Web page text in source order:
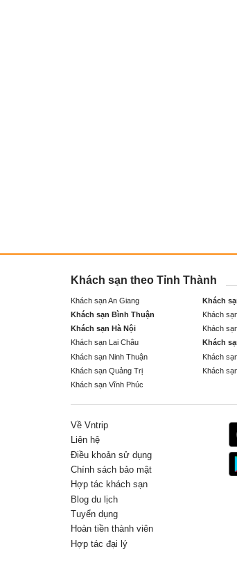
Khách sạn theo Tỉnh Thành
Khách sạn An Giang Khách
Khách sạn Bình Thuận
Khách
Khách sạn Hà Nội
Khách
Khách sạn Lai Châu
Khách
Khách sạn Ninh Thuận
Khách
Khách sạn Quảng Trị
Khách
Khách sạn Vĩnh Phúc
Về Vntrip
Liên hệ
Điều khoản sử dụng
Chính sách bảo mật
Hợp tác khách sạn
Blog du lịch
Tuyển dụng
Hoàn tiền thành viên
Hợp tác đại lý